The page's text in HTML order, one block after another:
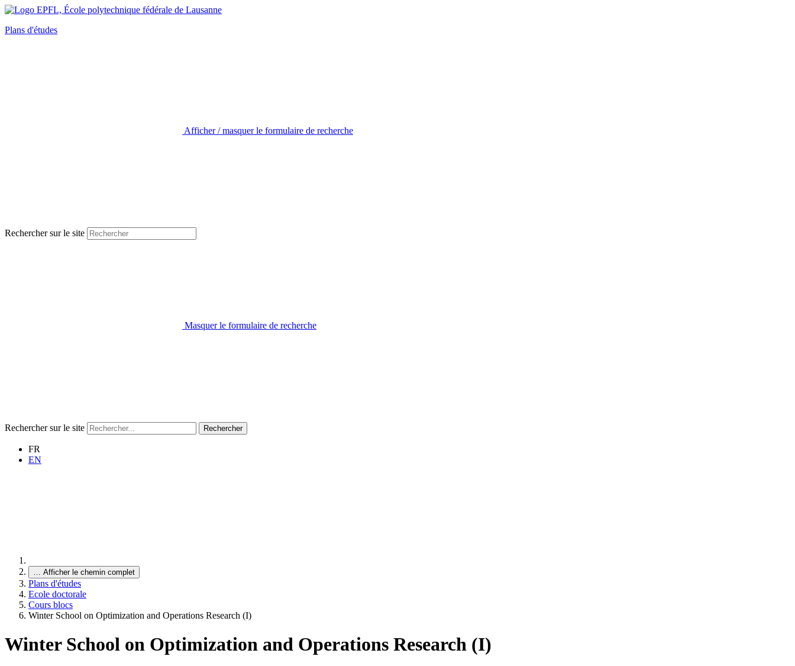
Plans d'études
Afficher / masquer le formulaire de recherche
Rechercher sur le site
Masquer le formulaire de recherche
Rechercher sur le site Rechercher
FR
EN
… Afficher le chemin complet
Plans d'études
Ecole doctorale
Cours blocs
Winter School on Optimization and Operations Research (I)
Winter School on Optimization and Operations Research (I)